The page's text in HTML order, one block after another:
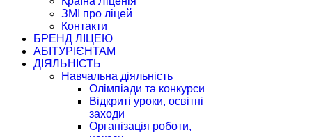
ЗМІ про ліцей
Контакти
БРЕНД ЛІЦЕЮ
АБІТУРІЄНТАМ
ДІЯЛЬНІСТЬ
Навчальна діяльність
Олімпіади та конкурси
Відкриті уроки, освітні
заходи
Організація роботи,